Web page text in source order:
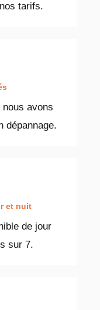
tarifs.
avons
dépannage.
et nuit
de jour
sur 7.